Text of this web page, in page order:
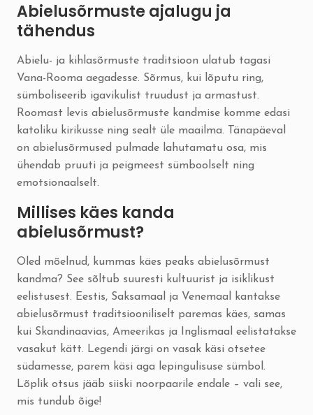
Abielusõrmuste ajalugu ja
tähendus
Abielu- ja kihlasõrmuste traditsioon ulatub tagasi
Vana-Rooma aegadesse. Sõrmus, kui lõputu ring,
sümboliseerib igavikulist truudust ja armastust.
Roomast levis abielusõrmuste kandmise komme edasi
katoliku kirikusse ning sealt üle maailma. Tänapäeval
on abielusõrmused pulmade lahutamatu osa, mis
ühendab pruuti ja peigmeest sümboolselt ning
emotsionaalselt.
Millises käes kanda
abielusõrmust?
Oled mõelnud, kummas käes peaks abielusõrmust
kandma? See sõltub suuresti kultuurist ja isiklikust
eelistusest. Eestis, Saksamaal ja Venemaal kantakse
abielusõrmust traditsiooniliselt paremas käes, samas
kui Skandinaavias, Ameerikas ja Inglismaal eelistatakse
vasakut kätt. Legendi järgi on vasak käsi otsetee
südamesse, parem käsi aga lepingulisuse sümbol.
Lõplik otsus jääb siiski noorpaarile endale – vali see,
mis tundub õige!